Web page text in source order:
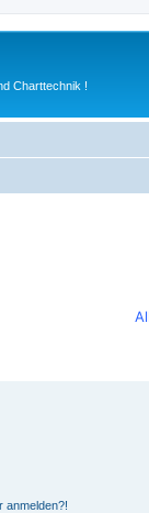
Charttechnik !
anmelden?!